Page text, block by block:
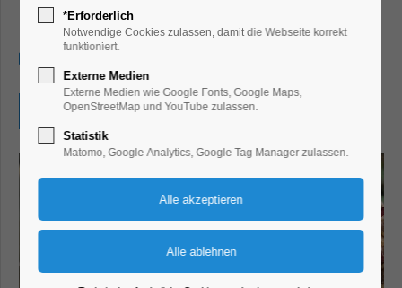
Umwelt
Eintritt frei
*Erforderlich
Notwendige Cookies zulassen, damit die Webseite korrekt
funktioniert.
Externe Medien
Externe Medien wie Google Fonts, Google Maps,
OpenStreetMap und YouTube zulassen.
Statistik
Matomo, Google Analytics, Google Tag Manager zulassen.